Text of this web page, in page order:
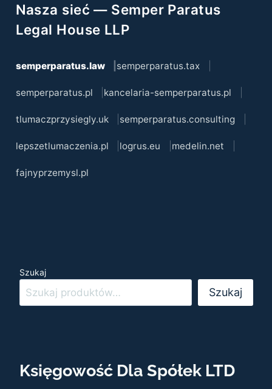
Nasza sieć — Semper Paratus
Legal House LLP
semperparatus.law semperparatus.tax
semperparatus.pl kancelaria-semperparatus.pl
tlumaczprzysiegly.uk semperparatus.consulting
lepszetlumaczenia.pl logrus.eu medelin.net
fajnyprzemysl.pl
Szukaj
Szukaj
Księgowość Dla Spółek LTD